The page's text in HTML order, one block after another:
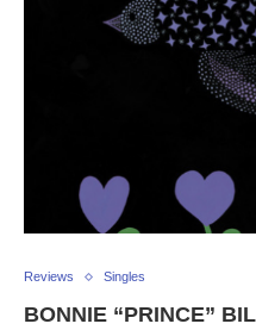
Reviews Singles
BONNIE “PRINCE”